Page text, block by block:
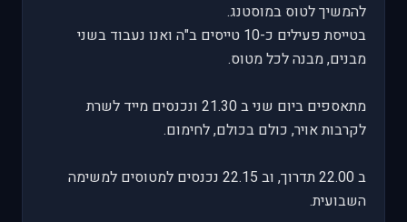
להמשיך לטוס במוסטנג.
בטייסת פעילים כ-10 טייסים ב"ה ואנו נעבוד בשני
מבנים, מבנה לכל מטוס.
מתאספים ביום שני ב 21.30 ונכנסים מייד לשרת
לקרבות אויר, כולם בכולם, לחימום.
ב 22.00 תדרוך, וב 22.15 נכנסים למטוסים למשימה
השבועית.